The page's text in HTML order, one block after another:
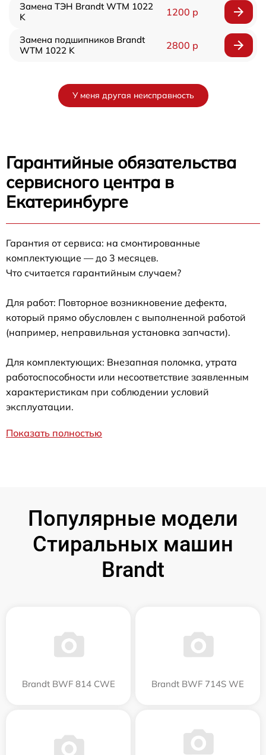
Замена ТЭН Brandt WTM 1022
K
1200 р
Замена подшипников Brandt
WTM 1022 K
2800 р
У меня другая неисправность
Гарантийные обязательства
сервисного центра в
Екатеринбурге
Гарантия от сервиса: на смонтированные
комплектующие — до 3 месяцев.
Что считается гарантийным случаем?
Для работ: Повторное возникновение дефекта,
который прямо обусловлен с выполненной работой
(например, неправильная установка запчасти).
Для комплектующих: Внезапная поломка, утрата
работоспособности или несоответствие заявленным
характеристикам при соблюдении условий
эксплуатации.
Показать полностью
Популярные модели
Стиральных машин
Brandt
Brandt BWF 814 CWE Brandt BWF 714S WE